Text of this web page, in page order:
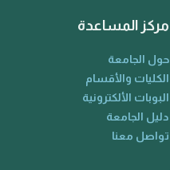
مركز المساعدة
حول الجامعة
الكليات والأقسام
البوبات الألكترونية
دليل الجامعة
تواصل معنا